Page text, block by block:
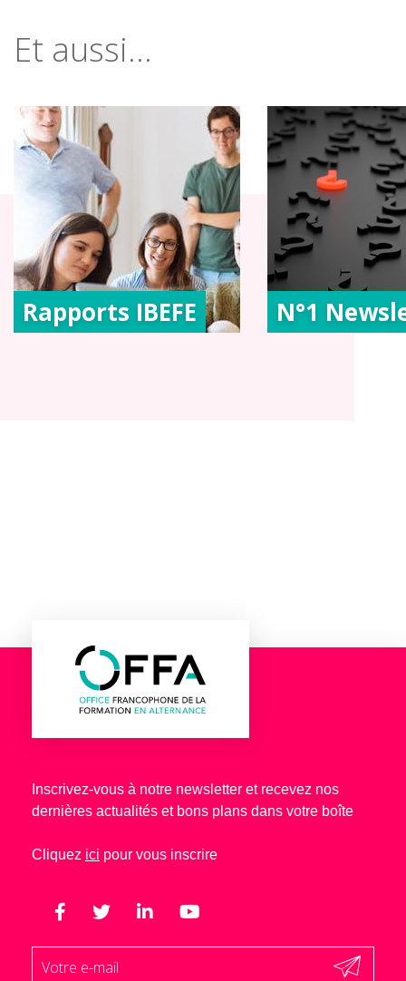
Et aussi...
Rapports IBEFE N°1
Inscrivez-vous à notre newsletter et recevez nos
dernières actualités et bons plans dans votre boîte
Cliquez ici pour vous inscrire